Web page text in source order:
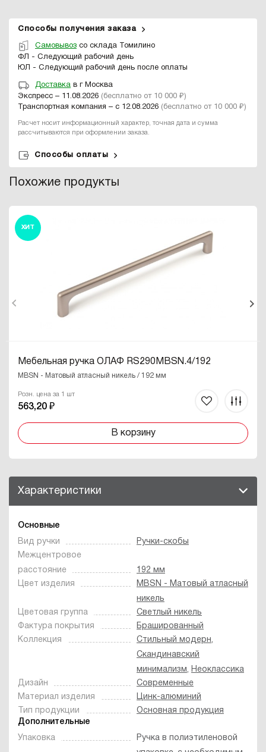
Способы получения заказа
Самовывоз со склада Томилино
ФЛ - Следующий рабочий день
ЮЛ - Следующий рабочий день после оплаты
Доставка в г Москва
Экспресс – 11.08.2026 (бесплатно от 10 000 ₽)
Транспортная компания – с 12.08.2026 (бесплатно от 10 000 ₽)
Расчет носит информационный характер, точная дата и сумма
рассчитываются при оформлении заказа.
Способы оплаты
Похожие продукты
ХИТ
Мебельная ручка ОЛАФ RS290MBSN.4/192
MBSN - Матовый атласный никель / 192 мм
Розн. цена за 1 шт
563,20 ₽
В корзину
Характеристики
Основные
Вид ручки
Ручки-скобы
Межцентровое
расстояние
192 мм
Цвет изделия
MBSN - Матовый атласный
никель
Цветовая группа
Светлый никель
Фактура покрытия
Брашированный
Коллекция
Стильный модерн,
Скандинавский
минимализм, Неоклассика
Дизайн
Современные
Материал изделия
Цинк-алюминий
Тип продукции
Основная продукция
Дополнительные
Упаковка
Ручка в полиэтиленовой